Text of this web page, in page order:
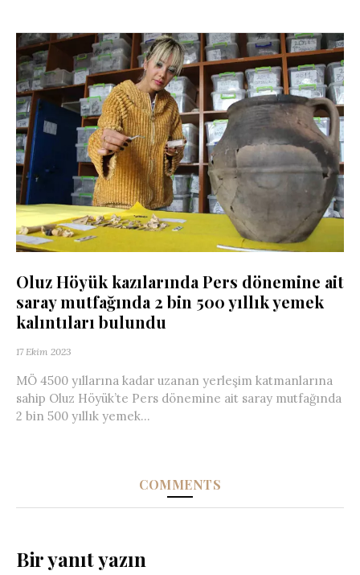
Oluz Höyük kazılarında Pers dönemine ait
saray mutfağında 2 bin 500 yıllık yemek
kalıntıları bulundu
17 Ekim 2023
MÖ 4500 yıllarına kadar uzanan yerleşim katmanlarına
sahip Oluz Höyük’te Pers dönemine ait saray mutfağında
2 bin 500 yıllık yemek...
COMMENTS
Bir yanıt yazın